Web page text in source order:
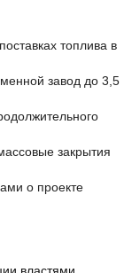
топлива в
завод до 3,5
закрытия
о проекте